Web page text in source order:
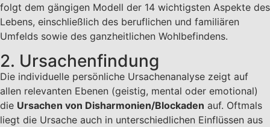
folgt dem gängigen Modell der 14 wichtigsten Aspekte des
Lebens, einschließlich des beruflichen und familiären
Umfelds sowie des ganzheitlichen Wohlbefindens.
2. Ursachenfindung
Die individuelle persönliche Ursachenanalyse zeigt auf
allen relevanten Ebenen (geistig, mental oder emotional)
die Ursachen von Disharmonien/Blockaden auf. Oftmals
liegt die Ursache auch in unterschiedlichen Einflüssen aus